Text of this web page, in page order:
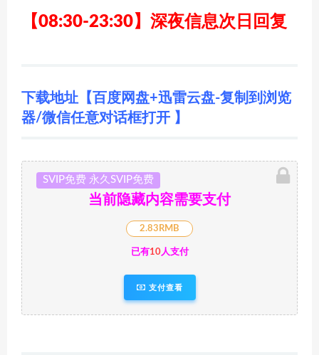
【08:30-23:30】深夜信息次日回复
下载地址【百度网盘+迅雷云盘-复制到浏览
器/微信任意对话框打开 】
SVIP免费 永久SVIP免费
当前隐藏内容需要支付
2.83RMB
已有10人支付
支付查看